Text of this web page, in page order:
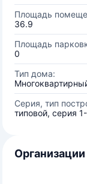
Площадь
36.9
Площадь
0
Тип дома:
Серия, тип
типовой, серия